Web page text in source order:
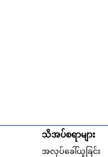
သိအပ်စရာများ
အလုပ်ခေါ်ယူခြင်း